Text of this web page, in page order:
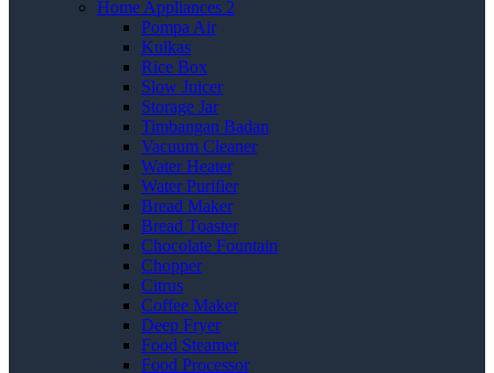
Home Appliances 2
Pompa Air
Kulkas
Rice Box
Slow Juicer
Storage Jar
Timbangan Badan
Vacuum Cleaner
Water Heater
Water Purifier
Bread Maker
Bread Toaster
Chocolate Fountain
Chopper
Citrus
Coffee Maker
Deep Fryer
Food Steamer
Food Processor